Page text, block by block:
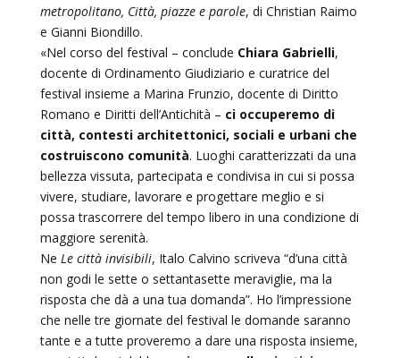
metropolitano, Città, piazze e parole, di Christian Raimo
e Gianni Biondillo.
«Nel corso del festival – conclude Chiara Gabrielli,
docente di Ordinamento Giudiziario e curatrice del
festival insieme a Marina Frunzio, docente di Diritto
Romano e Diritti dell’Antichità – ci occuperemo di
città, contesti architettonici, sociali e urbani che
costruiscono comunità. Luoghi caratterizzati da una
bellezza vissuta, partecipata e condivisa in cui si possa
vivere, studiare, lavorare e progettare meglio e si
possa trascorrere del tempo libero in una condizione di
maggiore serenità.
Ne Le città invisibili, Italo Calvino scriveva “d’una città
non godi le sette o settantasette meraviglie, ma la
risposta che dà a una tua domanda”. Ho l’impressione
che nelle tre giornate del festival le domande saranno
tante e a tutte proveremo a dare una risposta insieme,